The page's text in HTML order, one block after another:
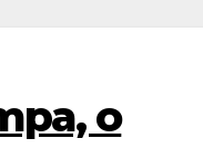
o